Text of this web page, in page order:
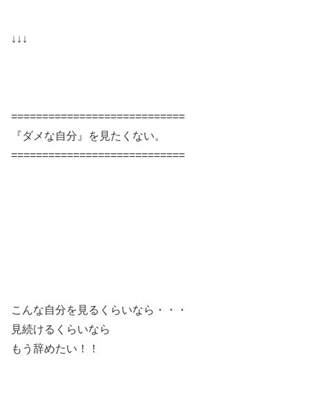
↓↓↓
============================
『ダメな自分』を見たくない。
============================
こんな自分を見るくらいなら・・・
見続けるくらいなら
もう辞めたい！！